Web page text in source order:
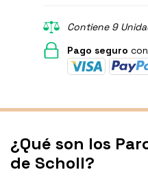
Contiene 9
Pago seguro
¿Qué son los
de Scholl?